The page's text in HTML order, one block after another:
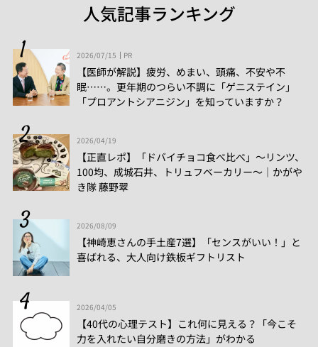
人気記事ランキング
2026/07/15 PR
【医師が解説】疲労、めまい、頭痛、不安や不
眠……。更年期のつらい不調に「ゲニステイン」
「プロアントシアニジン」を知っていますか？
2026/04/19
【正直レポ】「ドバイチョコ食べ比べ」～リンツ、
100均、成城石井、トリュフベーカリー～｜かがや
き隊 藤野翠
2026/08/09
【神崎恵さんの手土産7選】「センスがいい！」と
喜ばれる、大人向け鉄板ギフトリスト
2026/04/05
【40代の心理テスト】これ何に見える？「今こそ
力を入れたい自分磨きの方法」がわかる